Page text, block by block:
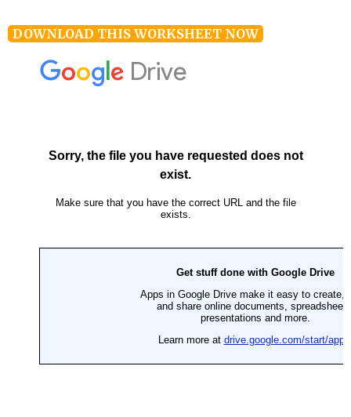
DOWNLOAD THIS WORKSHEET NOW